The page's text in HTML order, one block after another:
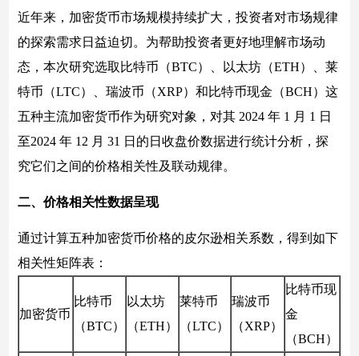
近年来，加密货币市场规模持续扩大，投资者对市场规律
的探索需求日益迫切。为帮助投资者更好地理解市场动
态，本次研究选取比特币（BTC）、以太坊（ETH）、莱
特币（LTC）、瑞波币（XRP）和比特币现金（BCH）这
五种主流加密货币作为研究对象，对其 2024 年 1 月 1 日
至2024 年 12 月 31 日的日收盘价数据进行统计分析，探
究它们之间的价格相关性及联动规律。
二、价格相关性数据呈现
通过计算五种加密货币价格的皮尔逊相关系数，得到如下
相关性矩阵表：
加密货币
比特币
（BTC）
以太坊
（ETH）
莱特币
（LTC）
瑞波币
（XRP）
比特币现
金
（BCH）